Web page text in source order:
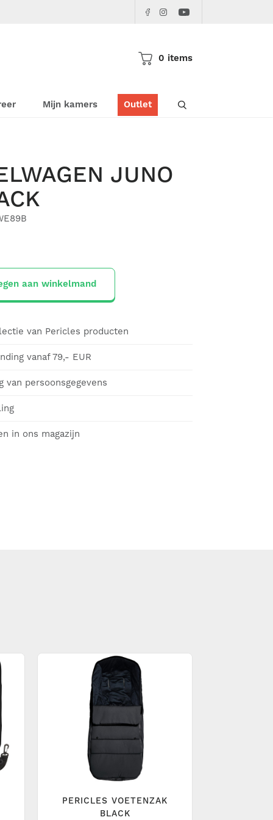
FacebookInstagramYoutube
Pericles
0 items
Mijn kamers Outlet Doorzoek de
JUNO
aan winkelmand
van Pericles producten
vanaf 79,- EUR
van persoonsgegevens
in ons magazijn
PERICLES VOETENZAK
BLACK